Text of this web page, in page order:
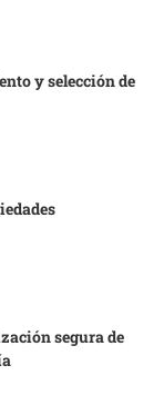
y selección de
segura de